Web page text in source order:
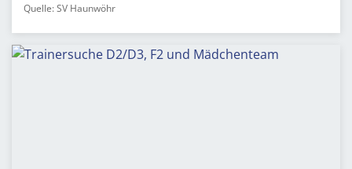
Quelle: SV Haunwöhr